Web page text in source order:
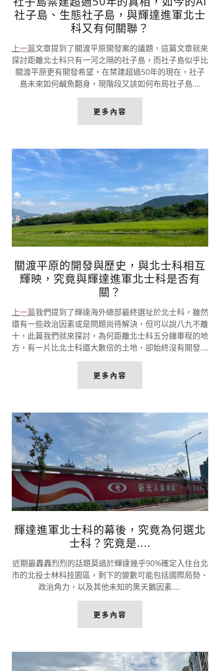
社子島、生態社子島，與輝達進軍北士
科又有何關聯？
上一篇文章提到了關渡平原開發案的議題，這篇文章就來
探討距離北士科只有一河之隔的社子島，而社子島似乎比
關渡平原更有開發希望，在禁建超過50年的現在，社子
島未來如何鹹魚翻身，現階段又該如何布局社子島....
更多內容
關渡平原的開發與歷史，與北士科相互
輝映，究竟與輝達進軍北士科是否有
關？
上一篇我們提到了輝達海外總部最終選址於北士科，雖然
還有一些政治因素或是問題尚待解決，但可以說八九不離
十，此篇我們就來探討，為何距離北士科五分鐘車程的地
方，有一片比北士科還大數倍的土地，卻始終沒有開發....
更多內容
輝達進軍北士科的幕後，究竟為何選北
士科？究竟是....
近期最轟轟烈烈的話題莫過於輝達幾乎90%確定入住台北
市的北投士林科技園區，剩下的變數可能包括國際局勢、
政治角力，以及其他未知的黑天鵝因素....
更多內容